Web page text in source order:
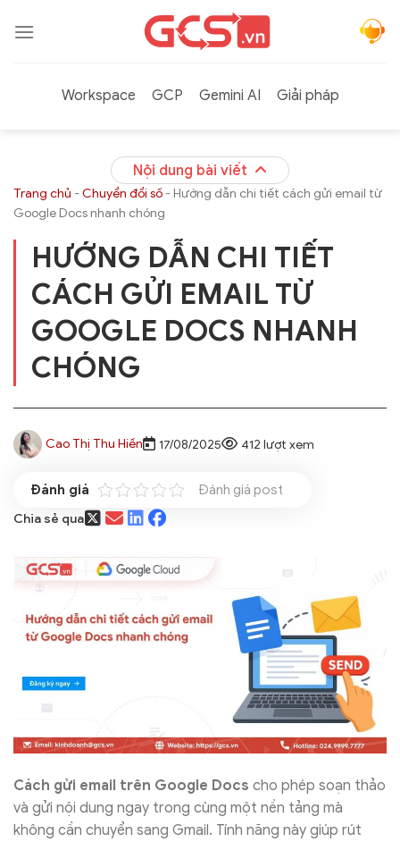
qua
Workspace
GCP Gemini AI Giải pháp
Nội dung bài viết
Trang chủ -Chuyển đổi số -Hướng dẫn chi tiết cách gửi email từ
Google Docs nhanh chóng
HƯỚNG DẪN CHI TIẾT
CÁCH GỬI EMAIL TỪ
GOOGLE DOCS NHANH
CHÓNG
Cao Thị Thu Hiền 17/08/2025 412 lượt xem
Đánh giá post
Chia sẻ qua
Cách gửi email trên Google Docs cho phép soạn thảo
và gửi nội dung ngay trong cùng một nền tảng mà
không cần chuyển sang Gmail. Tính năng này giúp rút